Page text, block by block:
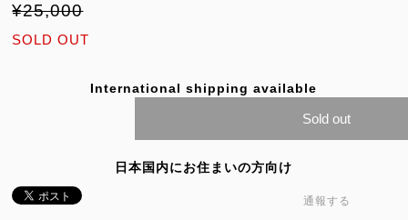
¥25,000
SOLD OUT
International shipping available
Sold out
日本国内にお住まいの方向け
通報する